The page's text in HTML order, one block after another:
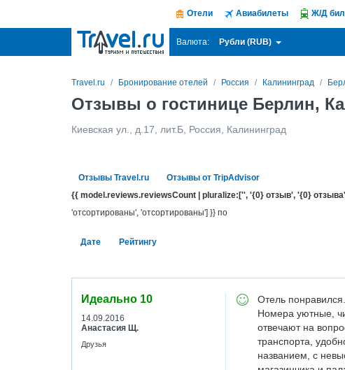
Отели Авиабилеты Ж/Д
Валюта: Рубли (RUB)
Travel.ru Бронирование отелей Россия Калининград
Отзывы о гостинице Берлин,
Киевская ул., д.17, лит.Б Россия Калининград
Отзывы Travel.ru
Отзывы от TripAdvisor
{{ model.reviews.reviewsCount | pluralize:['', '{0} отзыв', '{0}
'отсортированы', 'отсортированы'] }} по
Дате Рейтингу
Идеально 10
14.09.2016
Анастасия Щ.
Друзья
Отель
Номера уютные,
отвечают на
транспорта,
названием, с